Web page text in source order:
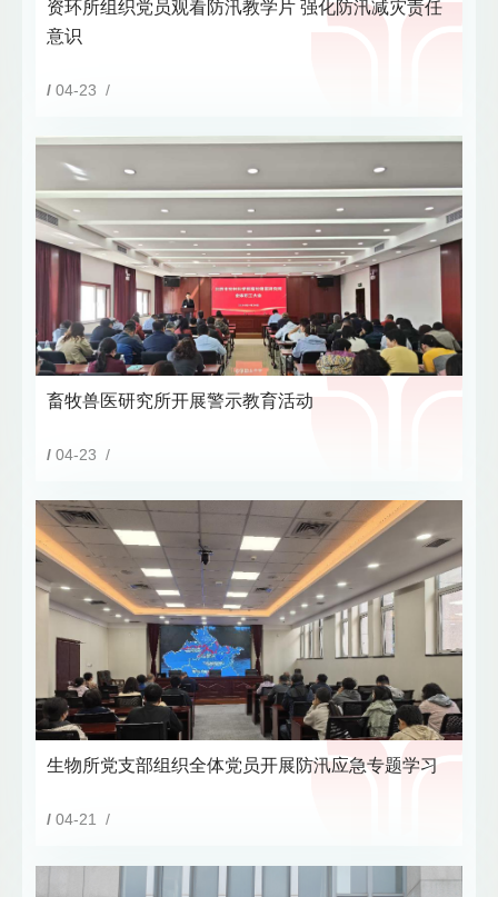
资环所组织党员观看防汛教学片 强化防汛减灾责任
意识
/ 04-23 /
畜牧兽医研究所开展警示教育活动
/ 04-23 /
生物所党支部组织全体党员开展防汛应急专题学习
/ 04-21 /